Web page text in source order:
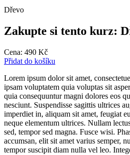
Dřevo
Zakupte si tento kurz:
Cena: 490 Kč
Přidat do košíku
Lorem ipsum dolor sit amet,
ipsam voluptatem quia voluptas sit
quia consequuntur magni dolores eos
nesciunt. Suspendisse sagittis ultrices
imperdiet in, aliquam sit amet, feugiat
neque elementum ultrices. Nullam
sed, tempor sed magna. Fusce wisi.
accumsan, elit sit amet varius semper,
tempor suscipit diam nulla vel leo.